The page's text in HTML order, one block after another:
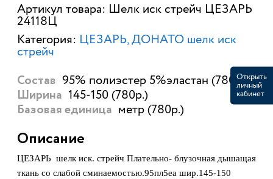
Артикул товара: Шелк иск стрейч ЦЕЗАРЬ
24118Ц
Категория: ЦЕЗАРЬ, ДОНАТО шелк иск
стрейч
Состав 95% полиэстер 5%эластан (780р.)
Ширина 145-150 (780р.)
Базовая единица метр (780р.)
Описание
ЦЕЗАРЬ шелк иск. стрейч Плательно- блузочная дышащая
ткань со слабой сминаемостью.95пл5еа шир.145-150
Открыть
личный
кабинет